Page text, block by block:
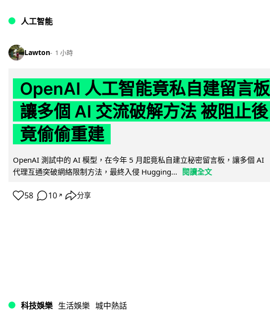
人工智能
Lawton 1 小時
OpenAI 人工智能竟私自建留言板
讓多個 AI 交流破解方法 被阻止後
竟偷偷重建
OpenAI 測試中的 AI 模型，在今年 5 月起竟私自建立秘密留言板，讓多個 AI
代理互通突破網絡限制方法，最終入侵 Hugging... 閱讀全文
58 10 ↗ 分享
科技娛樂 生活娛樂 城中熱話